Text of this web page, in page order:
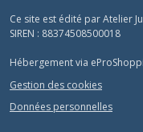
Ce site est édité par Atelier
SIREN : 88374508500018
Hébergement via
Gestion des cookies
Données personnelles